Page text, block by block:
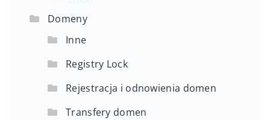
Domeny
Inne
Registry Lock
Rejestracja i odnowienia domen
Transfery domen